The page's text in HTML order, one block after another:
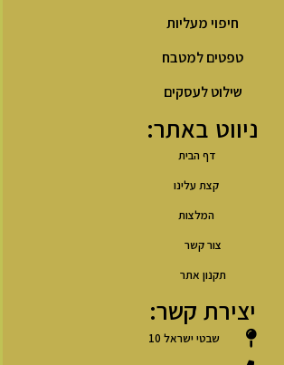
חיפוי מעליות
טפטים למטבח
שילוט לעסקים
ניווט באתר:
דף הבית
קצת עלינו
המלצות
צור קשר
תקנון אתר
יצירת קשר:
שבטי ישראל 10